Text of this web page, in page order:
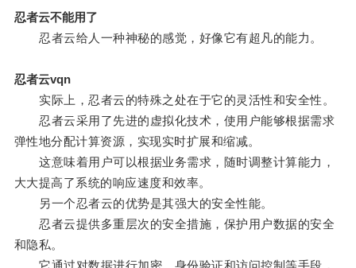
忍者云不能用了
忍者云给人一种神秘的感觉，好像它有超凡的能力。
忍者云vqn
实际上，忍者云的特殊之处在于它的灵活性和安全性。
忍者云采用了先进的虚拟化技术，使用户能够根据需求
弹性地分配计算资源，实现实时扩展和缩减。
这意味着用户可以根据业务需求，随时调整计算能力，
大大提高了系统的响应速度和效率。
另一个忍者云的优势是其强大的安全性能。
忍者云提供多重层次的安全措施，保护用户数据的安全
和隐私。